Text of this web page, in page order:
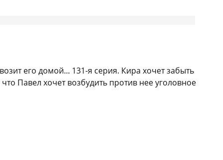
его домой... 131-я серия. Кира хочет забыть
Павел хочет возбудить против нее уголовное